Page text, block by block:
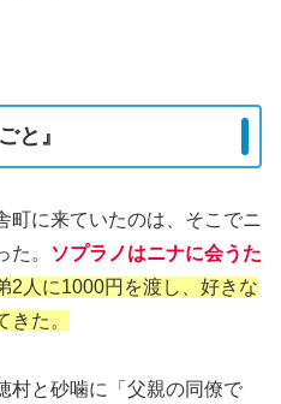
と』
町に来ていたのは、そこでニ
。
ソプラノはニナに会うた
2人に1000円を渡し、好きな
きた。
村と砂噛に「父親の同僚で